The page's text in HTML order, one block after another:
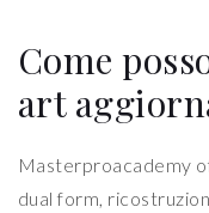
Come
art
Masterproacademy
dual form,